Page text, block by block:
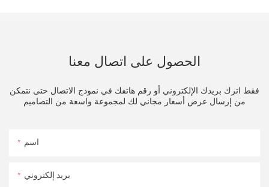
الحصول على اتصال معنا
فقط اترك بريدك الإلكتروني أو رقم هاتفك في نموذج الاتصال حتى نتمكن
من إرسال عرض أسعار مجاني لك لمجموعة واسعة من التصاميم
اسم
بريد إلكتروني